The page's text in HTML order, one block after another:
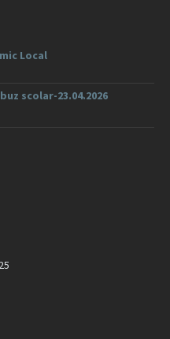
Local
scolar-23.04.2026